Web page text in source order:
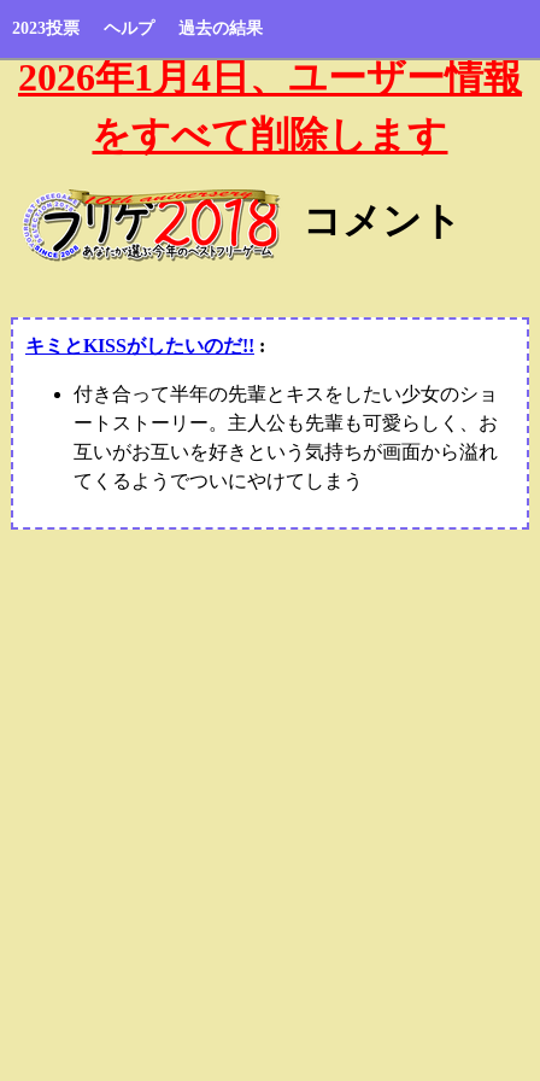
2023投票 ヘルプ 過去の結果
2026年1月4日、ユーザー情報
をすべて削除します
コメント
キミとKISSがしたいのだ!! :
付き合って半年の先輩とキスをしたい少女のショ
ートストーリー。主人公も先輩も可愛らしく、お
互いがお互いを好きという気持ちが画面から溢れ
てくるようでついにやけてしまう